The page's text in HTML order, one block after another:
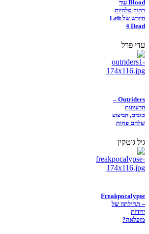
Blood עוד
רחוק מלהיות
היורש של Left
4 Dead
עדי פרל
Outriders –
הרעיונות
טובים, הביצוע
שלהם פחות
גיל גוטקין
Freakpocalypse
– תחילתה של
ידידות
מופלאה?